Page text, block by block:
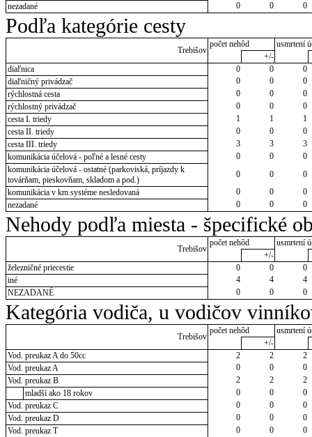
nezadané
0 0 0
Podľa kategórie cesty
Trebišov
počet nehôd
usmrtení
+/-
diaľnica
0 0
0
diaľničný privádzač
0 0
0
rýchlostná cesta
0 0
0
rýchlostný privádzač
0 0
0
cesta I. triedy
1 1
1
cesta II. triedy
0 0
0
cesta III. triedy
3 3
3
komunikácia účelová - poľné a lesné cesty
0 0
0
komunikácia účelová - ostatné (parkoviská, príjazdy k
továrňam, pieskovňam, skladom a pod.)
0 0
0
komunikácia v km systéme nesledovaná
0 0
0
nezadané
0 0 0
Nehody podľa miesta - špecifické
Trebišov
počet nehôd
usmrtení
+/-
železničné priecestie
0 0
0
iné
4 4
4
NEZADANÉ
0 0 0
Kategória vodiča, u vodičov
Trebišov
počet nehôd
usmrtení
+/-
Vod. preukaz A do 50cc
2 2
2
Vod. preukaz A
0 0
0
Vod. preukaz B
2 2
2
mladší ako 18 rokov
0 0
0
Vod. preukaz C
0 0
0
Vod. preukaz D
0 0
0
Vod. preukaz T
0 0
0